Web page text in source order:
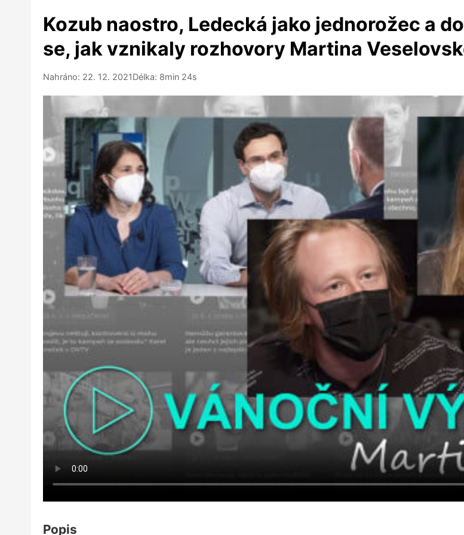
Kozub naostro, Ledecká jako jednorožec a
se, jak vznikaly rozhovory Martina
Nahráno: 22. 12. 2021Délka: 8min 24s
Popis